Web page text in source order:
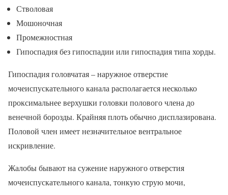
Стволовая
Мошоночная
Промежностная
Гипоспадия без гипоспадии или гипоспадия типа хорды.
Гипоспадия головчатая – наружное отверстие
мочеиспускательного канала располагается несколько
проксимальнее верхушки головки полового члена до
венечной борозды. Крайняя плоть обычно дисплазирована.
Половой член имеет незначительное вентральное
искривление.
Жалобы бывают на сужение наружного отверстия
мочеиспускательного канала, тонкую струю мочи,